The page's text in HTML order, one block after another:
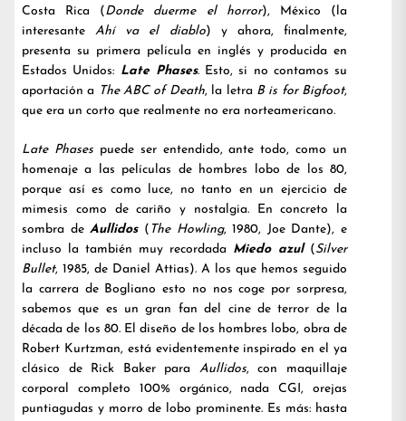
Costa Rica ( Donde duerme el horror), México (la
interesanteAhí va el diablo) y ahora, finalmente,
presenta su primera película en inglés y producida en
Estados Unidos: Late Phases. Esto, si no contamos su
aportación a The ABC of Death, la letra B is for Bigfoot,
que era un corto que realmente no era norteamericano.
Late Phasespuede ser entendido, ante todo, como un
homenaje a las películas de hombres lobo de los 80,
porque así es como luce, no tanto en un ejercicio de
mimesis como de cariño y nostalgia. En concreto la
sombra deAullidos( The Howling, 1980, Joe Dante), e
incluso la también muy recordada Miedo azul( Silver
Bullet, 1985, de Daniel Attias). A los que hemos seguido
la carrera de Bogliano esto no nos coge por sorpresa,
sabemos que es un gran fan del cine de terror de la
década de los 80. El diseño de los hombres lobo, obra de
Robert Kurtzman, está evidentemente inspirado en el ya
clásico de Rick Baker para Aullidos, con maquillaje
corporal completo 100% orgánico, nada CGI, orejas
puntiagudas y morro de lobo prominente. Es más: hasta